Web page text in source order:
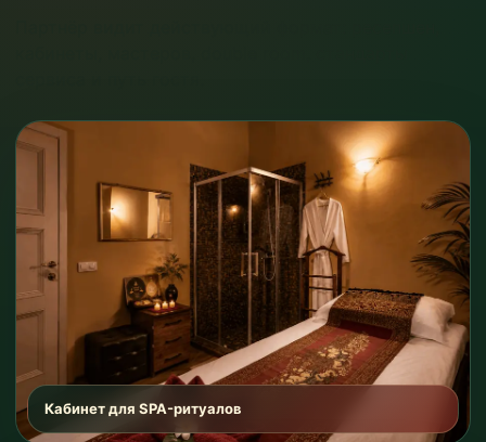
Кабинет для SPA-ритуалов